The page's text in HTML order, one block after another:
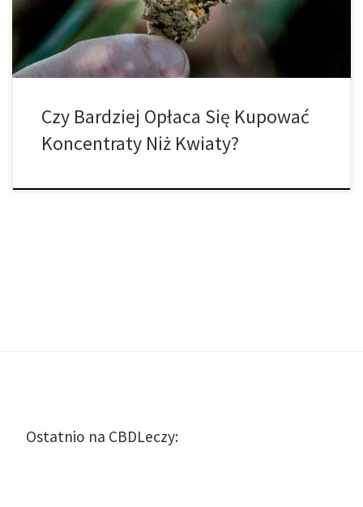
rośliny i jej palenia. W ten sposób palenie kwiatów stało […]
Czy Bardziej Opłaca Się Kupować
Koncentraty Niż Kwiaty?
Ostatnio na CBDLeczy: